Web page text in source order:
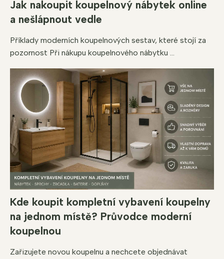
Jak nakoupit koupelnový nábytek online
a nešlápnout vedle
Příklady moderních koupelnových sestav, které stojí za
pozornost Při nákupu koupelnového nábytku ...
Kde koupit kompletní vybavení koupelny
na jednom místě? Průvodce moderní
koupelnou
Zařizujete novou koupelnu a nechcete objednávat